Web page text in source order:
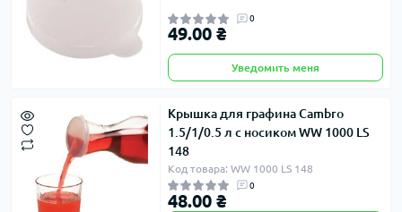
0
49.00 ₴
Уведомить меня
Крышка для графина Cambro
1.5/1/0.5 л с носиком WW 1000 LS
148
Код товара: WW 1000 LS 148
0
48.00 ₴